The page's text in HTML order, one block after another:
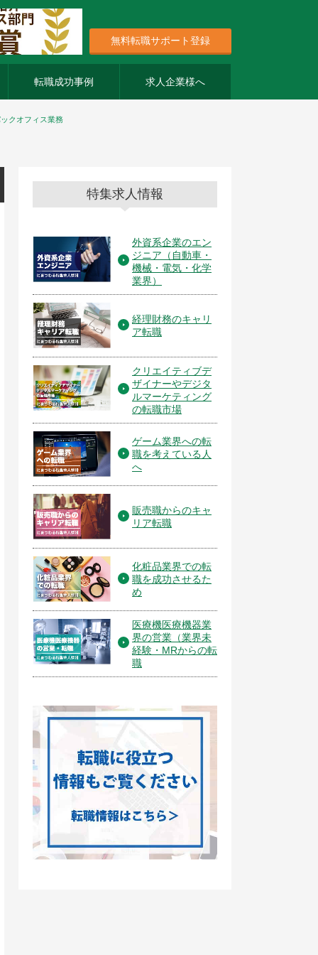
無料転職サポート登録
転職成功事例 求人企業様へ
クオフィス業務
特集求人情報
外資系企業のエン
ジニア（自動車・
機械・電気・化学
業界）
経理財務のキャリ
ア転職
クリエイティブデ
ザイナーやデジタ
ルマーケティング
の転職市場
ゲーム業界への転
職を考えている人
へ
販売職からのキャ
リア転職
化粧品業界での転
職を成功させるた
め
医療機医療機器業
界の営業（業界未
経験・MRからの転
職